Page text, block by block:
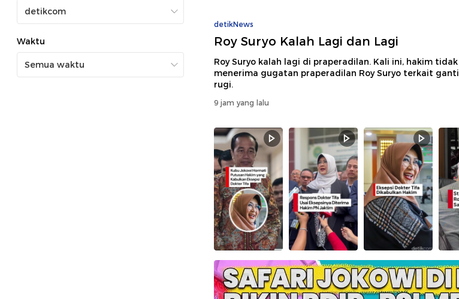
Waktu
detikNews
Roy Suryo Kalah Lagi dan Lagi
Roy Suryo kalah lagi di praperadilan. Kali ini, hakim tidak
menerima gugatan praperadilan Roy Suryo terkait ganti
rugi.
9 jam yang lalu